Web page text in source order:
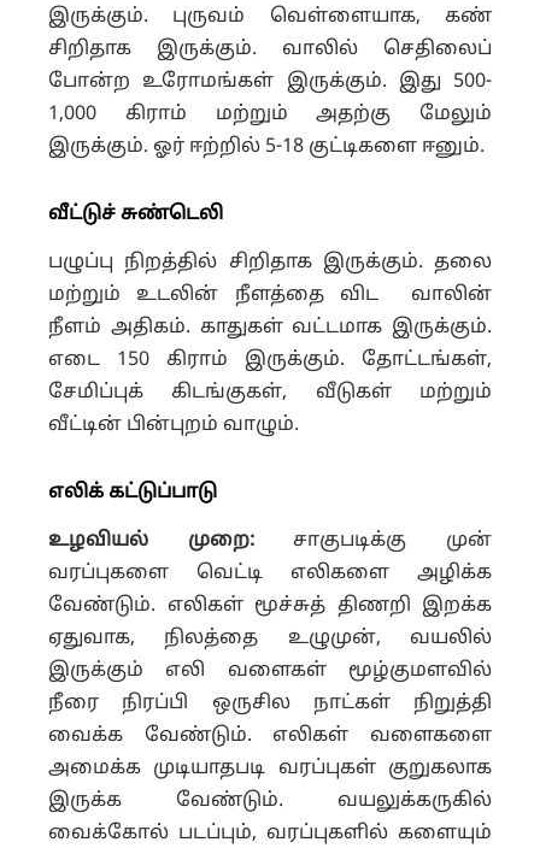
இருக்கும். புருவம் வெள்ளையாக, கண்
சிறிதாக இருக்கும். வாலில் செதிலைப்
போன்ற உரோமங்கள் இருக்கும். இது 500-
1,000 கிராம் மற்றும் அதற்கு மேலும்
இருக்கும். ஓர் ஈற்றில் 5-18 குட்டிகளை ஈனும்.
வீட்டுச் சுண்டெலி
பழுப்பு நிறத்தில் சிறிதாக இருக்கும். தலை
மற்றும் உடலின் நீளத்தை விட வாலின்
நீளம் அதிகம். காதுகள் வட்டமாக இருக்கும்.
எடை 150 கிராம் இருக்கும். தோட்டங்கள்,
சேமிப்புக் கிடங்குகள், வீடுகள் மற்றும்
வீட்டின் பின்புறம் வாழும்.
எலிக் கட்டுப்பாடு
உழவியல் முறை:சாகுபடிக்கு முன்
வரப்புகளை வெட்டி எலிகளை அழிக்க
வேண்டும். எலிகள் மூச்சுத் திணறி இறக்க
ஏதுவாக, நிலத்தை உழுமுன், வயலில்
இருக்கும் எலி வளைகள் மூழ்குமளவில்
நீரை நிரப்பி ஒருசில நாட்கள் நிறுத்தி
வைக்க வேண்டும். எலிகள் வளைகளை
அமைக்க முடியாதபடி வரப்புகள் குறுகலாக
இருக்க வேண்டும். வயலுக்கருகில்
வைக்கோல் படப்பும், வரப்புகளில் களையும்